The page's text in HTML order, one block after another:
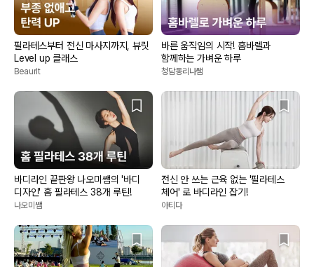
필라테스부터 전신 마사지까지, 뷰릿
Level up 클래스
Beaurit
바른 움직임의 시작! 홈바렐과
함께하는 가벼운 하루
청담동리나쌤
바디라인 끝판왕 나오미쌤의 '바디
디자인' 홈 필라테스 38개 루틴!
나오미쌤
전신 안 쓰는 근육 없는 '필라테스
체어' 로 바디라인 잡기!
아티다